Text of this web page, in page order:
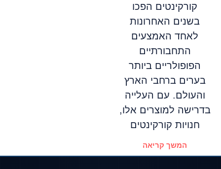
קורקינטים הפכו
בשנים האחרונות
לאחד האמצעים
התחבורתיים
הפופולריים ביותר
בערים ברחבי הארץ
והעולם. עם העלייה
בדרישה למוצרים אלו,
חנויות קורקינטים
המשך קריאה